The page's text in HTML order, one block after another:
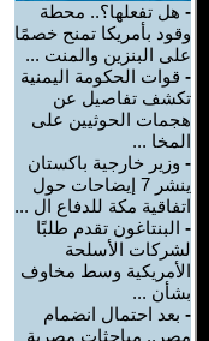
- هل تفعلها؟.. محطة
وقود بأمريكا تمنح خصمًا
على البنزين والمنت ...
- قوات الحكومة اليمنية
تكشف تفاصيل عن
هجمات الحوثيين على
المخا ...
- وزير خارجية باكستان
ينشر 7 إيضاحات حول
اتفاقية مكة للدفاع ال ...
- البنتاغون تقدم طلبًا
لشركات الأسلحة
الأمريكية وسط مخاوف
بشأن ...
- بعد احتمال انضمام
مصر.. مباحثات مصرية